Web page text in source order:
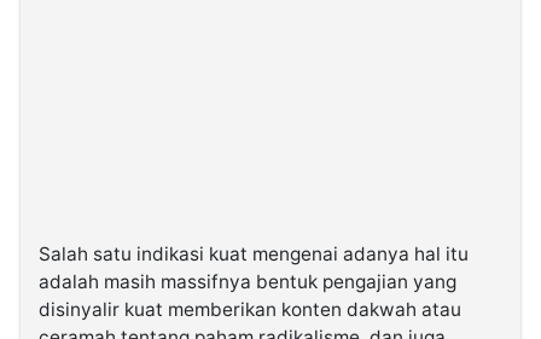
Salah satu indikasi kuat mengenai adanya hal itu
adalah masih massifnya bentuk pengajian yang
disinyalir kuat memberikan konten dakwah atau